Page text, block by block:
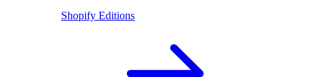
Shopify Editions